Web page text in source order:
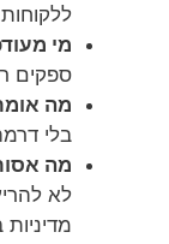
מי
ספקים
מה
בלי
מה
לא
מדיניות